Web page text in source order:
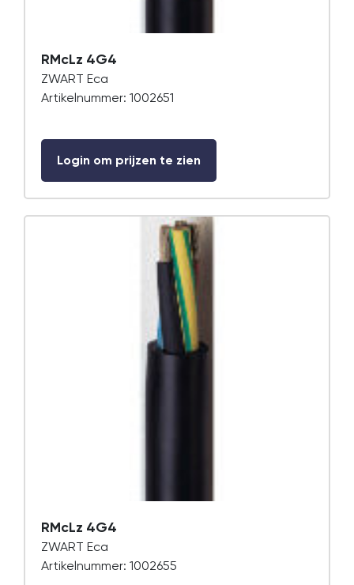
RMcLz 4G4
ZWART Eca
Artikelnummer: 1002651
Login om prijzen te zien
RMcLz 4G4
ZWART Eca
Artikelnummer: 1002655